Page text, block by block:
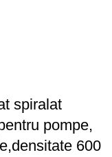
spiralat
pompe,
600